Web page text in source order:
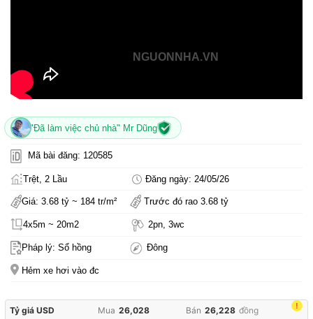
NGUONNHA.VN
"Đã làm việc chủ nhà" Mr Dũng
Mã bài đăng: 120585
Trệt, 2 Lầu Đăng ngày: 24/05/26
Giá: 3.68 tỷ ~ 184 tr/m² Trước đó rao 3.68 tỷ
4x5m ~ 20m2 2pn, 3wc
Pháp lý: Sổ hồng Đông
Hẻm xe hơi vào đc
!
Tỷ giá USD Mua 26,028 Bán 26,228 đồng